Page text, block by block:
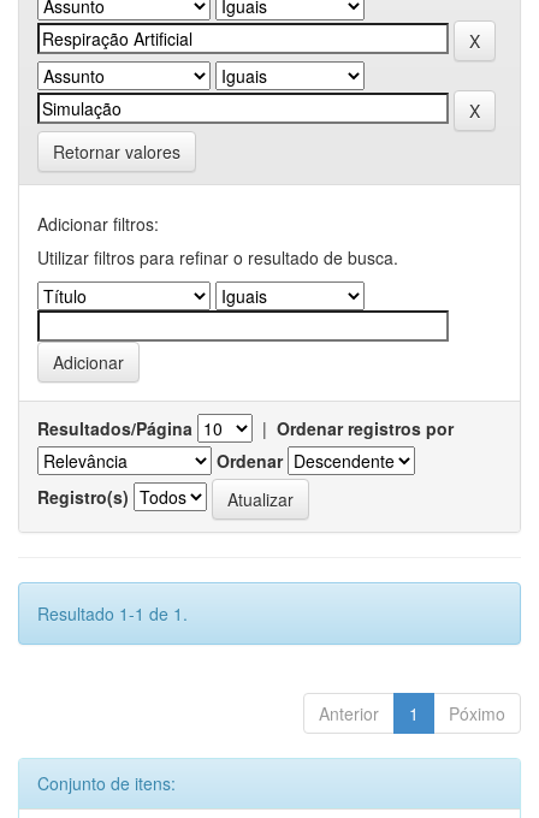
Retornar valores
Adicionar filtros:
Utilizar filtros para refinar o resultado de busca.
Resultados/Página | Ordenar registros por
Ordenar
Registro(s)
Resultado 1-1 de 1.
Anterior 1 Póximo
Conjunto de itens: